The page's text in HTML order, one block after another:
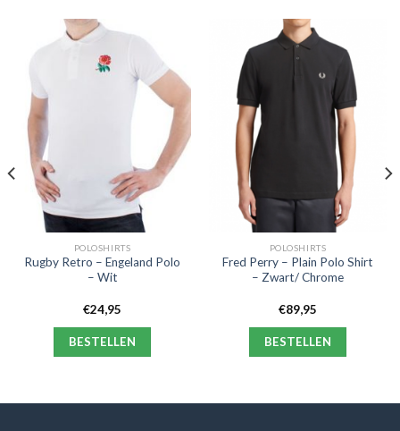
POLOSHIRTS
Rugby Retro – Engeland Polo
– Wit
€24,95
BESTELLEN
POLOSHIRTS
Fred Perry – Plain Polo Shirt
– Zwart/ Chrome
€89,95
BESTELLEN